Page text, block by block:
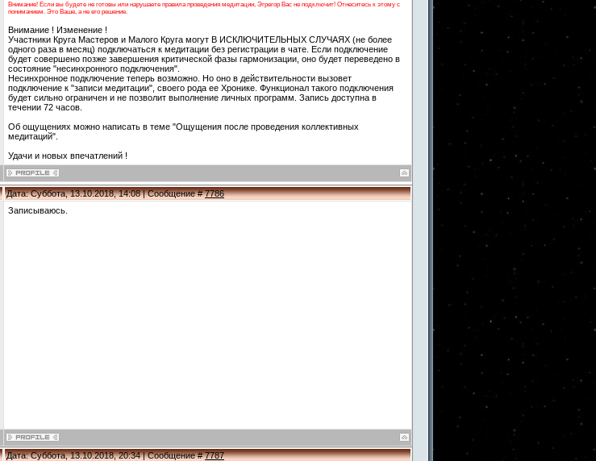
Внимание! Если вы будете не готовы или нарушаете правила проведения медитации, Эгрегор Вас не подключит! Отнеситесь к этому с
пониманием. Это Ваше, а не его решение.
Внимание ! Изменение !
Участники Круга Мастеров и Малого Круга могут В ИСКЛЮЧИТЕЛЬНЫХ СЛУЧАЯХ (не более
одного раза в месяц) подключаться к медитации без регистрации в чате. Если подключение
будет совершено позже завершения критической фазы гармонизации, оно будет переведено в
состояние "несинхронного подключения".
Несинхронное подключение теперь возможно. Но оно в действительности вызовет
подключение к "записи медитации", своего рода ее Хронике. Функционал такого подключения
будет сильно ограничен и не позволит выполнение личных программ. Запись доступна в
течении 72 часов.
Об ощущениях можно написать в теме "Ощущения после проведения коллективных
медитаций".
Удачи и новых впечатлений !
Дата: Суббота, 13.10.2018, 14:08 | Сообщение #7786
Записываюсь.
Дата: Суббота, 13.10.2018, 20:34 | Сообщение #7787